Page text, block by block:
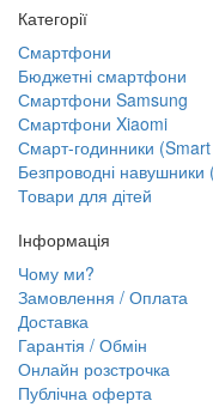
Категорії
Смартфони
Бюджетні смартфони
Смартфони Samsung
Смартфони Xiaomi
Смарт-годинники
Безпроводні навушники
Товари для дітей
Інформація
Чому ми?
Замовлення / Оплата
Доставка
Гарантія / Обмін
Онлайн розстрочка
Публічна оферта